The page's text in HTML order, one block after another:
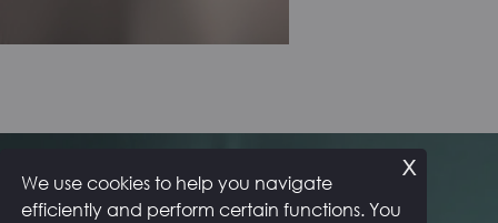
We use cookies to help you navigate
efficiently and perform certain functions. You
x